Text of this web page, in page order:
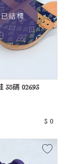
已結標
38碼 02693
$ 0